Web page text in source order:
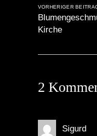
VORHERIGER
Kirche
2
Sigurd